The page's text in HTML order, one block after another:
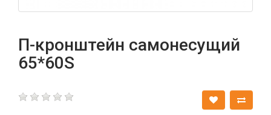
П-кронштейн самонесущий
65*60S